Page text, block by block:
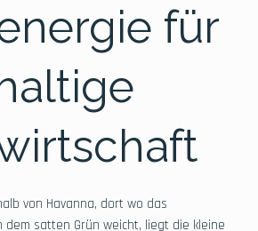
für
von Havanna, dort wo das
dem satten Grün weicht, liegt die kleine